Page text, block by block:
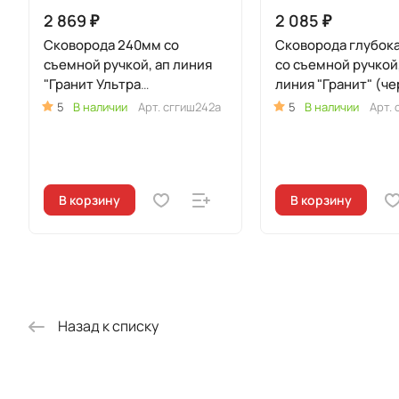
2 869 ₽
Сковорода 240мм со
съемной ручкой, ап линия
"Гранит Ультра
Индукционная" (синий)
5 В наличии Арт. сггиш242а
В корзину
2 085 ₽
Сковорода
со съемной
линия "Гранит"
5 В наличии Арт.
В корзину
Назад к списку